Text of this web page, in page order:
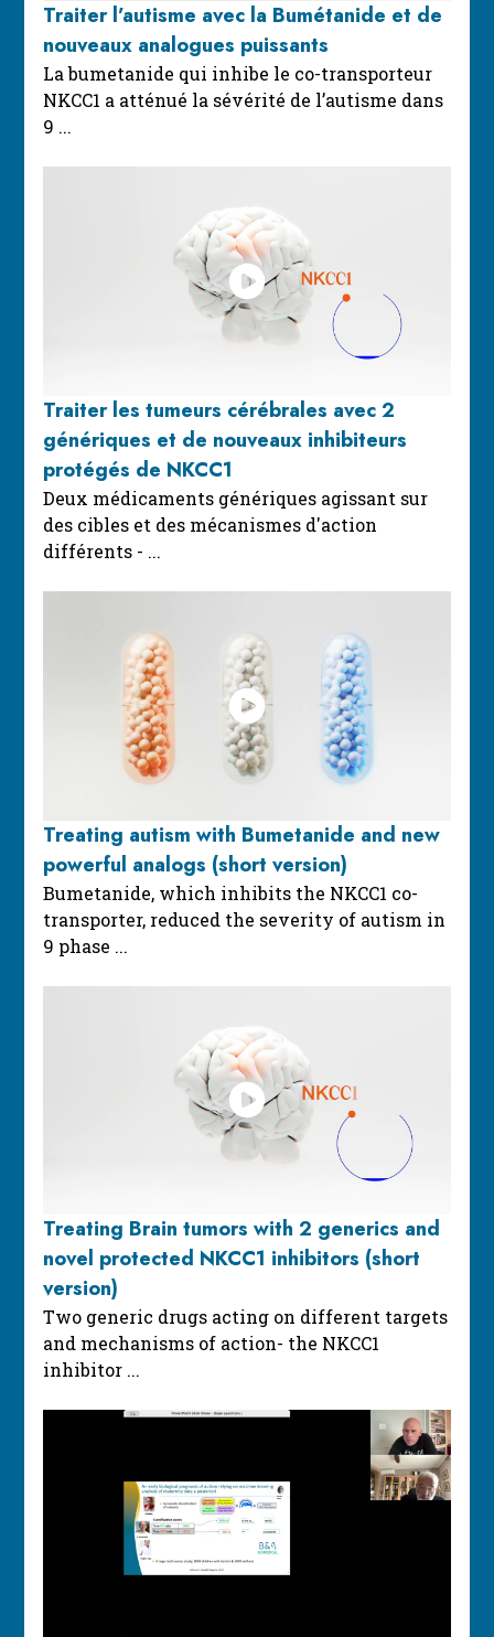
Traiter l’autisme avec la Bumétanide et de
nouveaux analogues puissants
La bumetanide qui inhibe le co-transporteur
NKCC1 a atténué la sévérité de l’autisme dans
9 ...
Traiter les tumeurs cérébrales avec 2
génériques et de nouveaux inhibiteurs
protégés de NKCC1
Deux médicaments génériques agissant sur
des cibles et des mécanismes d'action
différents - ...
Treating autism with Bumetanide and new
powerful analogs (short version)
Bumetanide, which inhibits the NKCC1 co-
transporter, reduced the severity of autism in
9 phase ...
Treating Brain tumors with 2 generics and
novel protected NKCC1 inhibitors (short
version)
Two generic drugs acting on different targets
and mechanisms of action- the NKCC1
inhibitor ...